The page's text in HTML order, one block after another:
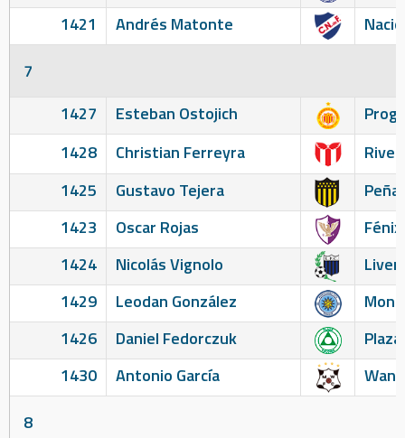
1421
Andrés Matonte
7
1427
Esteban Ostojich
1428
Christian Ferreyra
1425
Gustavo Tejera
1423
Oscar Rojas
Fénix
1424
Nicolás Vignolo
1429
Leodan González
1426
Daniel Fedorczuk
1430
Antonio García
8